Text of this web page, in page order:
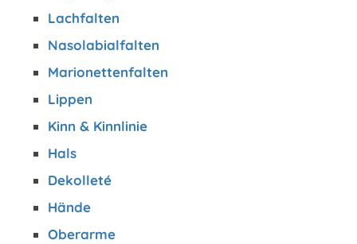
Lachfalten
Nasolabialfalten
Marionettenfalten
Lippen
Kinn & Kinnlinie
Hals
Dekolleté
Hände
Oberarme